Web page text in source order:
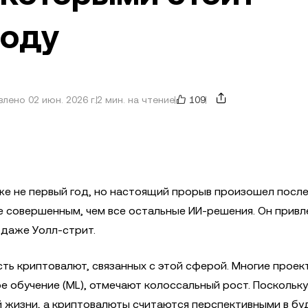
02 июн. 2026 г. 2 мин. на чтение 109
не первый год, но настоящий прорыв произошел
совершенным, чем все остальные ИИ-решения. Он
даже Уолл-стрит.
криптовалют, связанных с этой сферой. Многие
(ML), отмечают колоссальный рост.
жизни, а криптовалюты считаются перспективными в